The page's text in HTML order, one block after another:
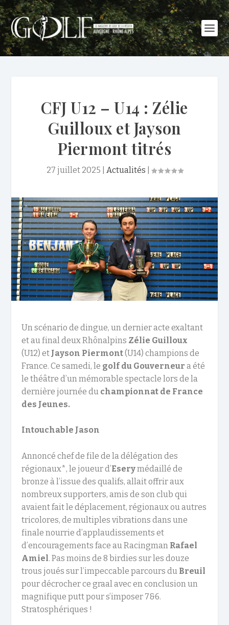
CFJ U12 – U14 : Zélie
Guilloux et Jayson
Piermont titrés
27 juillet 2025 Actualités
Un scénario de dingue, un dernier acte exaltant
et au final deux Rhônalpins Zélie Guilloux
(U12) et Jayson Piermont(U14) champions de
France. Ce samedi, le golf du Gouverneur a été
le théâtre d’un mémorable spectacle lors de la
dernière journée du championnat de France
des Jeunes.
Intouchable Jason
Annoncé chef de file de la délégation des
régionaux*, le joueur d’Eserymédaillé de
bronze à l’issue des qualifs, allait offrir aux
nombreux supporters, amis de son club qui
avaient fait le déplacement, régionaux ou autres
tricolores, de multiples vibrations dans une
finale nourrie d’applaudissements et
d’encouragements face au Racingman Rafael
Amiel. Pas moins de 8 birdies sur les douze
trous joués sur l’impeccable parcours du Breuil
pour décrocher ce graal avec en conclusion un
magnifique putt pour s’imposer 7&6.
Stratosphériques !